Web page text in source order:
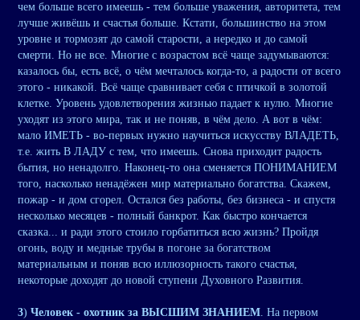
чем больше всего имеешь - тем больше уважения, авторитета, тем
лучше живёшь и счастья больше. Кстати, большинство на этом
уровне и тормозят до самой старости, а нередко и до самой
смерти. Но не все. Многие с возрастом всё чаще задумываются:
казалось бы, есть всё, о чём мечталось когда-то, а радости от всего
этого - никакой. Всё чаще сравнивает себя с птичкой в золотой
клетке. Уровень удовлетворения жизнью падает к нулю. Многие
уходят из этого мира, так и не поняв, в чём дело. А вот в чём:
мало ИМЕТЬ - во-первых нужно научиться искусству ВЛАДЕТЬ,
т.е. жить В ЛАДУ с тем, что имеешь. Снова приходит радость
бытия, но ненадолго. Наконец-то она сменяется ПОНИМАНИЕМ
того, насколько ненадёжен мир материально богатства. Скажем,
пожар - и дом сгорел. Остался без работы, без бизнеса - и спустя
несколько месяцев - полный банкрот. Как быстро кончается
сказка... и ради этого стоило горбатиться всю жизнь? Пройдя
огонь, воду и медные трубы в погоне за богатством
материальным и поняв всю иллюзорность такого счастья,
некоторые доходят до новой ступени Духовного Развития.
3) Человек - охотник за ВЫСШИМ ЗНАНИЕМ. На первом